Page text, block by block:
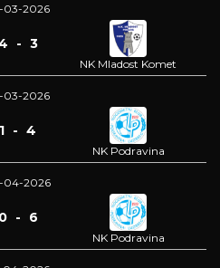
03-2026
- 3
NK Mladost Komet
03-2026
1 - 4
NK Podravina
04-2026
0 - 6
NK Podravina